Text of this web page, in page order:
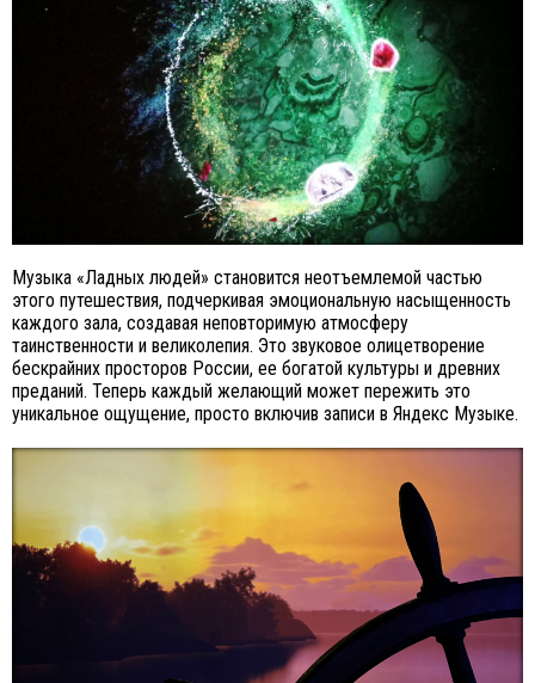
Музыка «Ладных людей» становится неотъемлемой частью
этого путешествия, подчеркивая эмоциональную насыщенность
каждого зала, создавая неповторимую атмосферу
таинственности и великолепия. Это звуковое олицетворение
бескрайних просторов России, ее богатой культуры и древних
преданий. Теперь каждый желающий может пережить это
уникальное ощущение, просто включив записи в Яндекс Музыке.